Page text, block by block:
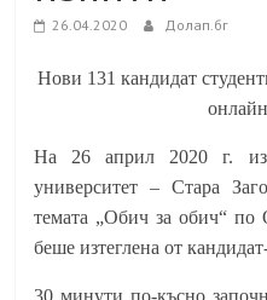
26.04.2020 Долап.бг
Нови 131 кандидат
На 26 април 2020 г.
университет – Стара
темата „Обич за обич“ по
беше изтеглена от
30 минути по-късно